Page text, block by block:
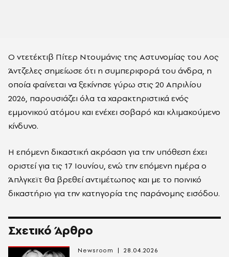
Ο ντετέκτιβ Πίτερ Ντουμάνις της Αστυνομίας του Λος
Άντζελες σημείωσε ότι η συμπεριφορά του άνδρα, η
οποία φαίνεται να ξεκίνησε γύρω στις 20 Απριλίου
2026, παρουσιάζει όλα τα χαρακτηριστικά ενός
εμμονικού ατόμου και ενέχει σοβαρό και κλιμακούμενο
κίνδυνο.
Η επόμενη δικαστική ακρόαση για την υπόθεση έχει
οριστεί για τις 17 Ιουνίου, ενώ την επόμενη ημέρα ο
Άπλγκεϊτ θα βρεθεί αντιμέτωπος και με το ποινικό
δικαστήριο για την κατηγορία της παράνομης εισόδου.
Σχετικό Άρθρο
Newsroom 28.04.2026